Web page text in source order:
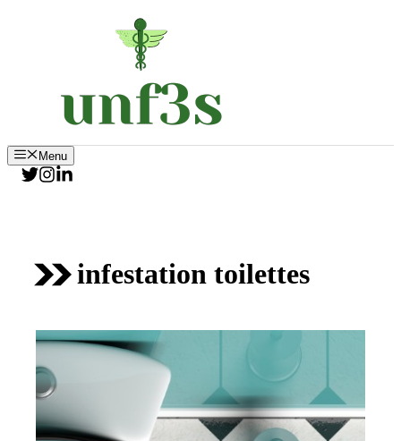
Menu
infestation toilettes